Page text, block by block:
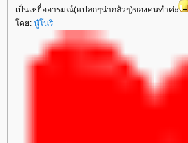
เป็นเหยื่ออารมณ์(แปลกๆน่ากลัวๆ)ของคนทำค่ะ
โดย: นู๋โนริ